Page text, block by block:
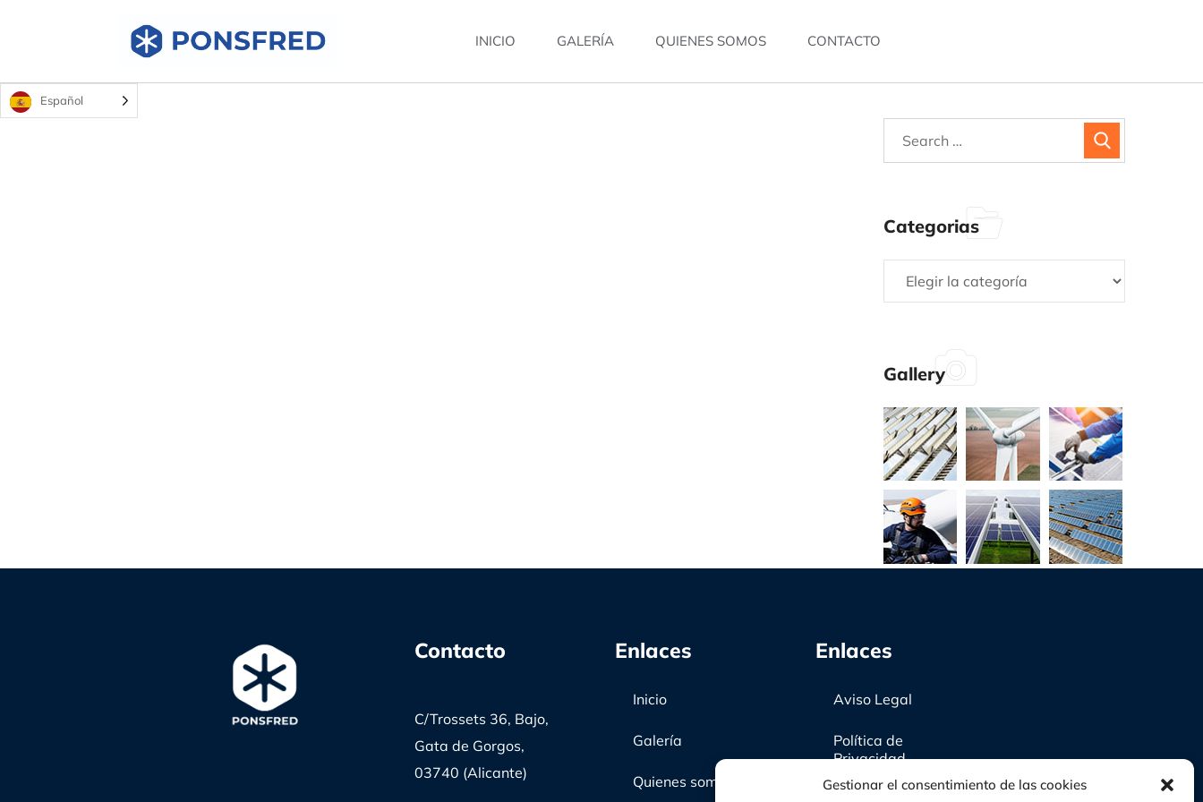
Gestionar el consentimiento de las cookies
INICIO GALERÍA QUIENES SOMOS CONTACTO
Español
Categorias
Gallery
Contacto
C/Trossets 36, Bajo,
Gata de Gorgos,
03740 (Alicante)
Enlaces
Inicio
Galería
Quienes somos
Enlaces
Aviso Legal
Política de
Privacidad